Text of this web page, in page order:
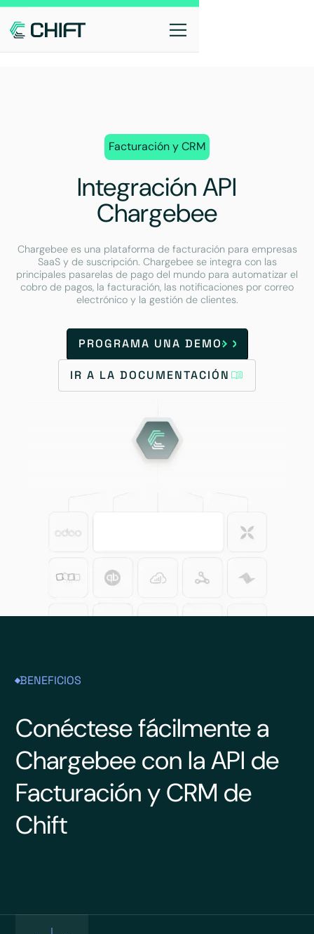
Facturación y CRM
Integración API
Chargebee
Chargebee es una plataforma de facturación para empresas
SaaS y de suscripción. Chargebee se integra con las
principales pasarelas de pago del mundo para automatizar el
cobro de pagos, la facturación, las notificaciones por correo
electrónico y la gestión de clientes.
PROGRAMA UNA DEMO
IR A LA DOCUMENTACIÓN
BENEFICIOS
Conéctese fácilmente a
Chargebee con la API de
Facturación y CRM de
Chift